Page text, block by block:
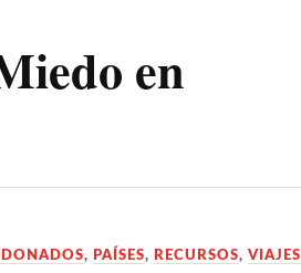
en
, PAÍSES, RECURSOS,VIAJES